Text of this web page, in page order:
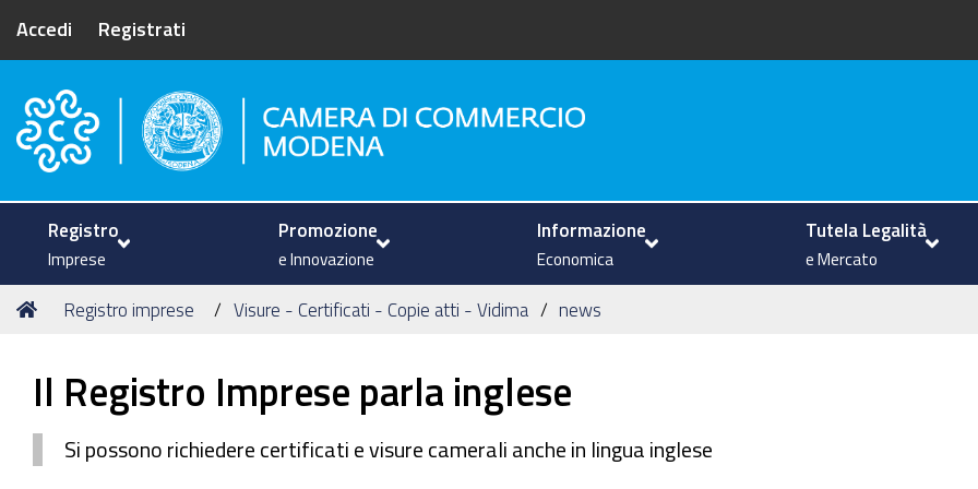
Accedi Registrati
Camera di Commercio di Modena
Registro
Imprese
Promozione
e Innovazione
Informazione
Economica
Tutela Legalità
e Mercato
Tu
Home
Registro imprese Visure - Certificati - Copie atti - Vidima news
Il Registro Imprese parla inglese
Si possono richiedere certificati e visure camerali anche in lingua inglese